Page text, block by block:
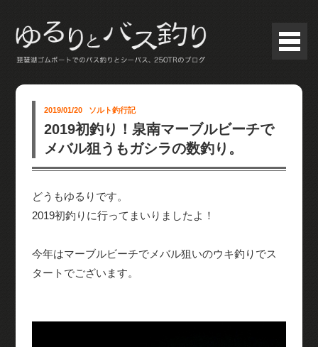
2019/01/20 ソルト釣行記
2019初釣り！泉南マーブルビーチで
メバル狙うもガシラの数釣り。
どうもゆるりです。
2019初釣りに行ってまいりましたよ！
今年はマーブルビーチでメバル狙いのウキ釣りでス
タートでございます。